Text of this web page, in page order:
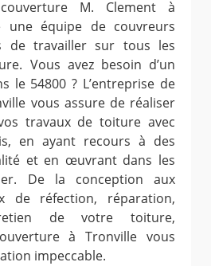
M. Clement à
une équipe de couvreurs
de travailler sur tous les
Vous avez besoin d’un
le 54800 ? L’entreprise de
vous assure de réaliser
travaux de toiture avec
en ayant recours à des
et en œuvrant dans les
De la conception aux
de réfection, réparation,
de votre toiture,
à Tronville vous
impeccable.